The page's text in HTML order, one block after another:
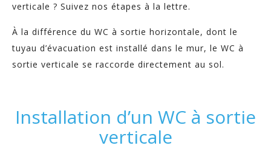
verticale ? Suivez nos étapes à la lettre.
À la différence du WC à sortie horizontale, dont le
tuyau d’évacuation est installé dans le mur, le WC à
sortie verticale se raccorde directement au sol.
Installation d’un WC à sortie
verticale